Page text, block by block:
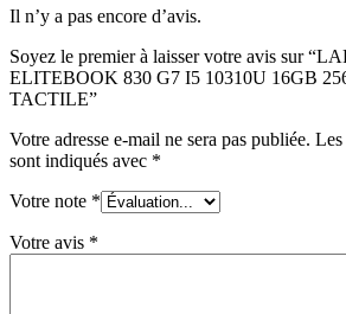
Il n’y a pas encore d’avis.
Soyez le premier à laisser votre avis sur
ELITEBOOK 830 G7 I5 10310U 16GB
TACTILE”
Votre adresse e-mail ne sera pas publiée. Les
sont indiqués avec *
Votre note *
Votre avis *